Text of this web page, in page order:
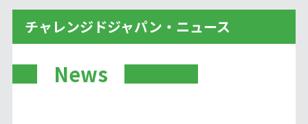
チャレンジドジャパン・ニュース
News